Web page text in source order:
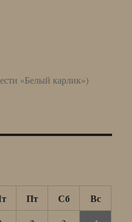
«Белый карлик»)
Пт Сб Вс